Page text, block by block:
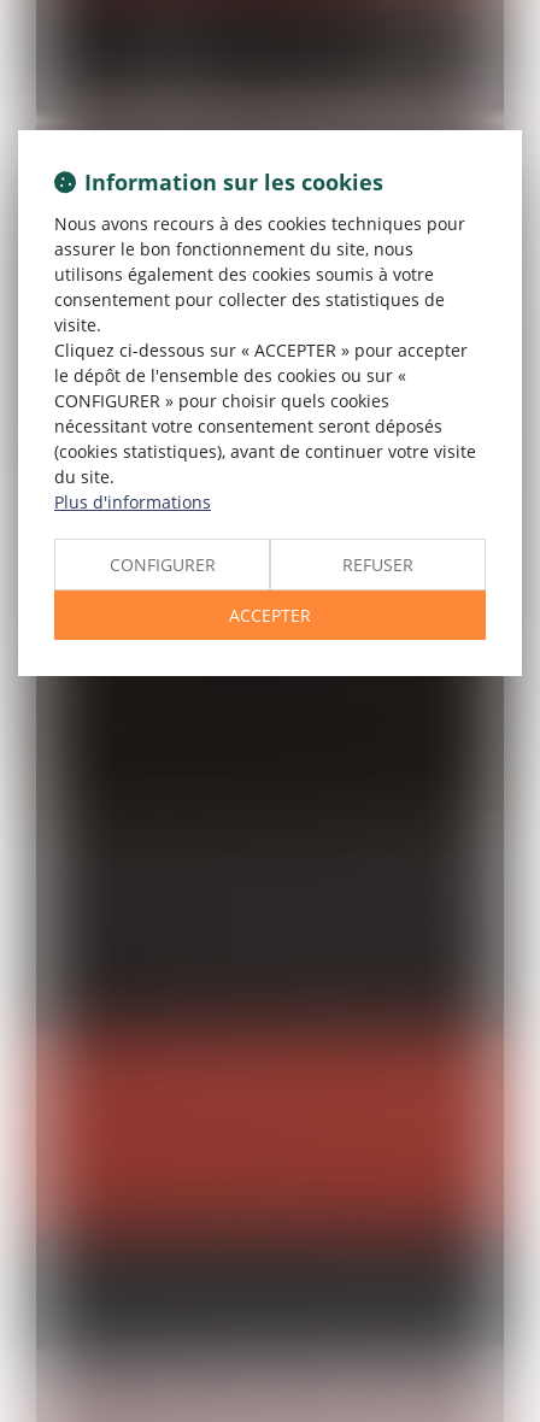
Information sur les cookies
Nous avons recours à des cookies techniques pour
assurer le bon fonctionnement du site, nous
utilisons également des cookies soumis à votre
consentement pour collecter des statistiques de
visite.
Cliquez ci-dessous sur « ACCEPTER » pour accepter
le dépôt de l'ensemble des cookies ou sur «
CONFIGURER » pour choisir quels cookies
nécessitant votre consentement seront déposés
(cookies statistiques), avant de continuer votre visite
du site.
Plus d'informations
CONFIGURER REFUSER
ACCEPTER